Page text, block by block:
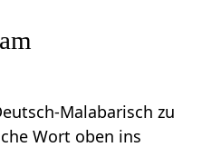
Malabarisch zu
Wort oben ins